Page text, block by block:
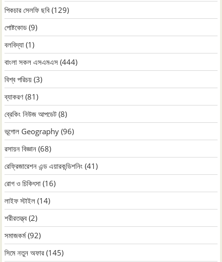
পিকচার সেলফি ছবি (129)
পোষ্টকোড (9)
বলবিদ্যা (1)
বাংলা সকল এসএমএস (444)
বিশ্ব পরিচয় (3)
ব্যাকরণ (81)
ব্রেকিং নিউজ আপডেট (8)
ভূগোল Geography (96)
রসায়ন বিজ্ঞান (68)
রেফ্রিজারেশন এন্ড এয়ারকন্ডিশনিং (41)
রোগ ও চিকিৎসা (16)
লাইফ স্টাইল (14)
শরীরতত্ত্ব (2)
সমাজকর্ম(92)
সিমে নতুন ‍অফার (145)